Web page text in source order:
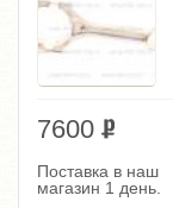
7600
Поставка в наш
магазин 1 день.